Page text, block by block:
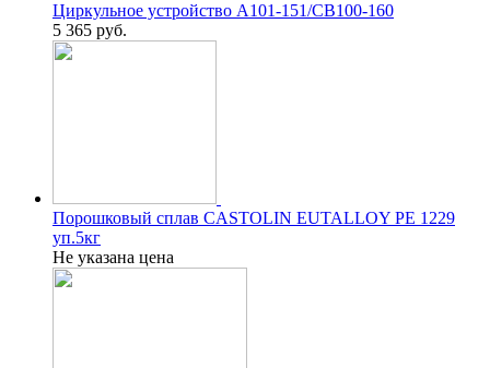
Циркульное устройство А101-151/СВ100-160
5 365 руб.
Порошковый сплав CASTOLIN EUTALLOY PE 1229
уп.5кг
Не указана цена